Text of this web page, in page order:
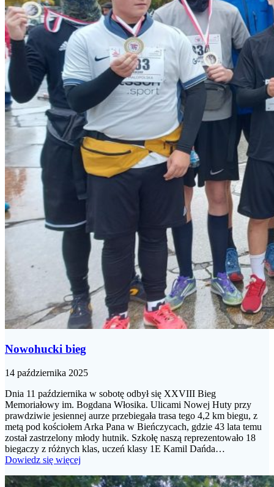
Nowohucki bieg
14 października 2025
Dnia 11 października w sobotę odbył się XXVIII Bieg
Memoriałowy im. Bogdana Włosika. Ulicami Nowej Huty przy
prawdziwie jesiennej aurze przebiegała trasa tego 4,2 km biegu, z
metą pod kościołem Arka Pana w Bieńczycach, gdzie 43 lata temu
został zastrzelony młody hutnik. Szkołę naszą reprezentowało 18
biegaczy z różnych klas, uczeń klasy 1E Kamil Dańda…
Dowiedz się więcej